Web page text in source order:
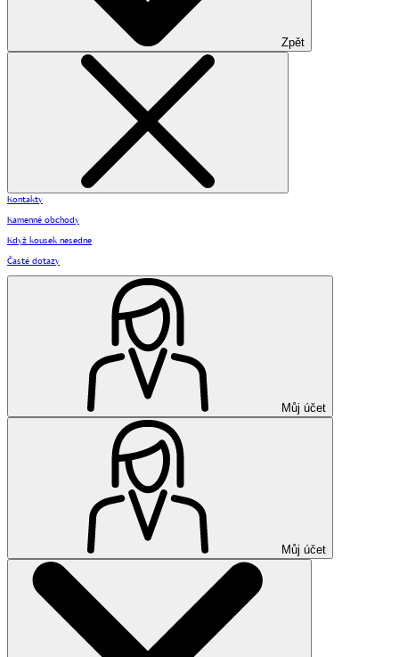
Zpět
Kontakty
Kamenné obchody
Když kousek nesedne
Časté dotazy
Můj účet
Můj účet